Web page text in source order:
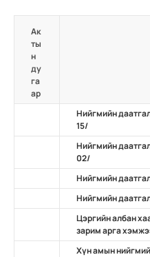
Ак
ты
н
ду
га
ар
Нийгмийн
15/
Нийгмийн
02/
Нийгмийн
Нийгмийн
Цэргийн албан
зарим арга
Хүн амын